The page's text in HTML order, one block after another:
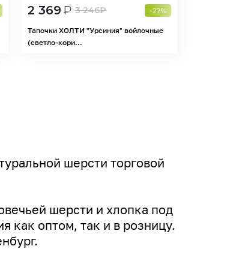
2 369₽ 3 246₽ -27%
Тапочки ХОЛТИ "Урсиния" войлочные
(светло-кори...
шерсти торговой
шерсти и хлопка под
как оптом, так и в розницу.